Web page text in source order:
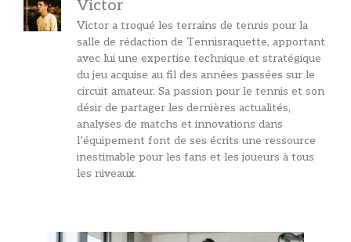
Victor
Victor a troqué les terrains de tennis pour la
salle de rédaction de Tennisraquette, apportant
avec lui une expertise technique et stratégique
du jeu acquise au fil des années passées sur le
circuit amateur. Sa passion pour le tennis et son
désir de partager les dernières actualités,
analyses de matchs et innovations dans
l’équipement font de ses écrits une ressource
inestimable pour les fans et les joueurs à tous
les niveaux.